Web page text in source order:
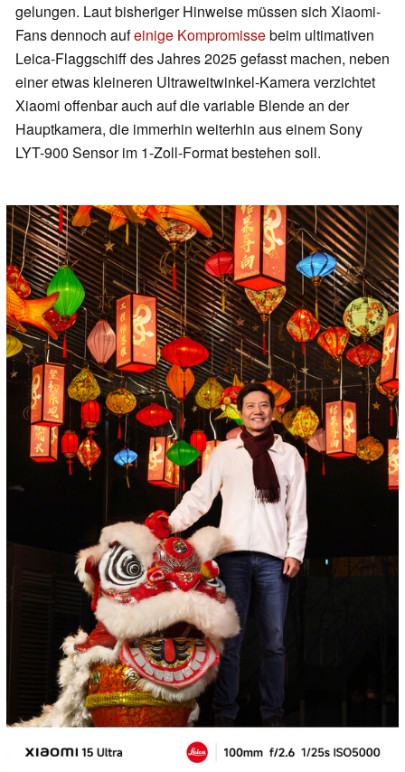
gelungen. Laut bisheriger Hinweise müssen sich Xiaomi-
Fans dennoch aufeinige Kompromissebeim ultimativen
Leica-Flaggschiff des Jahres 2025 gefasst machen, neben
einer etwas kleineren Ultraweitwinkel-Kamera verzichtet
Xiaomi offenbar auch auf die variable Blende an der
Hauptkamera, die immerhin weiterhin aus einem Sony
LYT-900 Sensor im 1-Zoll-Format bestehen soll.